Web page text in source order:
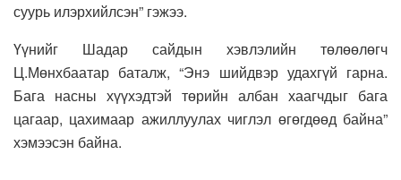
суурь илэрхийлсэн” гэжээ.
Үүнийг Шадар сайдын хэвлэлийн төлөөлөгч
Ц.Мөнхбаатар баталж, “Энэ шийдвэр удахгүй гарна.
Бага насны хүүхэдтэй төрийн албан хаагчдыг бага
цагаар, цахимаар ажиллуулах чиглэл өгөгдөөд байна”
хэмээсэн байна.